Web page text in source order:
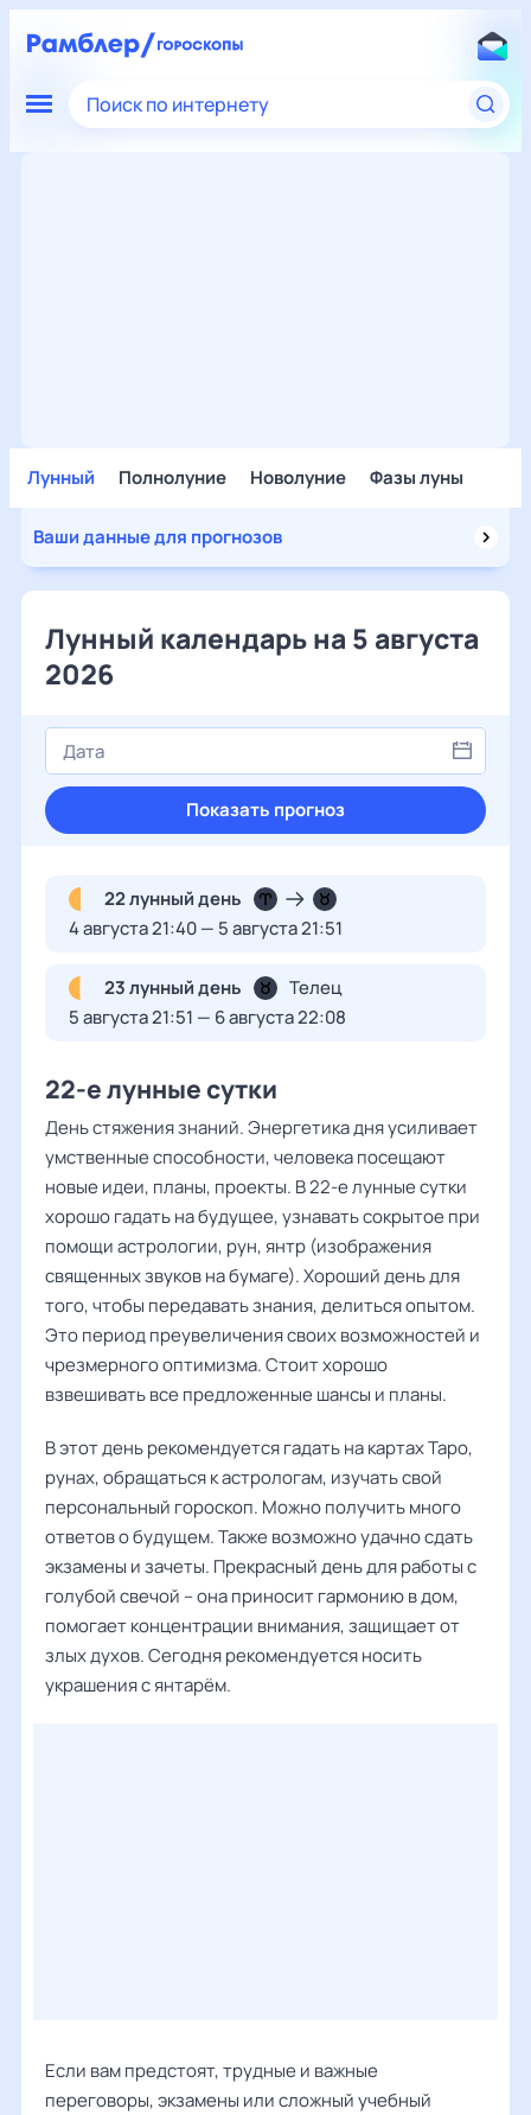
Поиск по интернету
Лунный Полнолуние Новолуние Фазы луны
Ваши данные для прогнозов
Лунный календарь на 5 августа
2026
Показать прогноз
22 лунный день
4 августа 21:40 — 5 августа 21:51
23 лунный день
Телец
5 августа 21:51 — 6 августа 22:08
22-е лунные сутки
День стяжения знаний. Энергетика дня усиливает
умственные способности, человека посещают
новые идеи, планы, проекты. В 22-е лунные сутки
хорошо гадать на будущее, узнавать сокрытое при
помощи астрологии, рун, янтр (изображения
священных звуков на бумаге). Хороший день для
того, чтобы передавать знания, делиться опытом.
Это период преувеличения своих возможностей и
чрезмерного оптимизма. Стоит хорошо
взвешивать все предложенные шансы и планы.
В этот день рекомендуется гадать на картах Таро,
рунах, обращаться к астрологам, изучать свой
персональный гороскоп. Можно получить много
ответов о будущем. Также возможно удачно сдать
экзамены и зачеты. Прекрасный день для работы с
голубой свечой – она приносит гармонию в дом,
помогает концентрации внимания, защищает от
злых духов. Сегодня рекомендуется носить
украшения с янтарём.
Если вам предстоят, трудные и важные
переговоры, экзамены или сложный учебный